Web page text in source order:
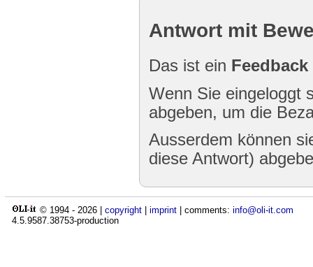
Antwort mit
Das ist ein Feedback
Wenn Sie eingeloggt
abgeben, um die
Ausserdem können
diese Antwort)
© 1994 - 2026 copyright imprint | comments: info@oli-it.com
4.5.9587.38753-production